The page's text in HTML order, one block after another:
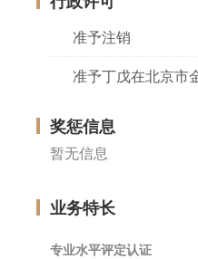
准予注销
准予丁戊在北京市
奖惩信息
暂无信息
业务特长
专业水平评定认证